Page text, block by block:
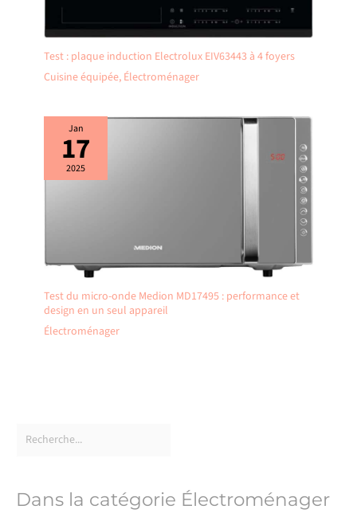
Test : plaque induction Electrolux EIV63443 à 4 foyers
Cuisine équipée, Électroménager
Jan
17
2025
Test du micro-onde Medion MD17495 : performance et
design en un seul appareil
Électroménager
Dans la catégorie Électroménager